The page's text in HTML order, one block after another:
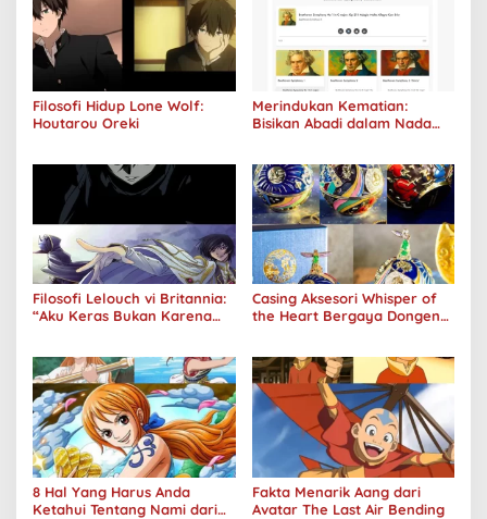
Filosofi Hidup Lone Wolf:
Houtarou Oreki
Merindukan Kematian:
Bisikan Abadi dalam Nada
Filosofi Lelouch vi Britannia:
“Aku Keras Bukan Karena
Casing Aksesori Whisper of
the Heart Bergaya Dongeng
8 Hal Yang Harus Anda
Ketahui Tentang Nami dari
Fakta Menarik Aang dari
Avatar The Last Air Bending